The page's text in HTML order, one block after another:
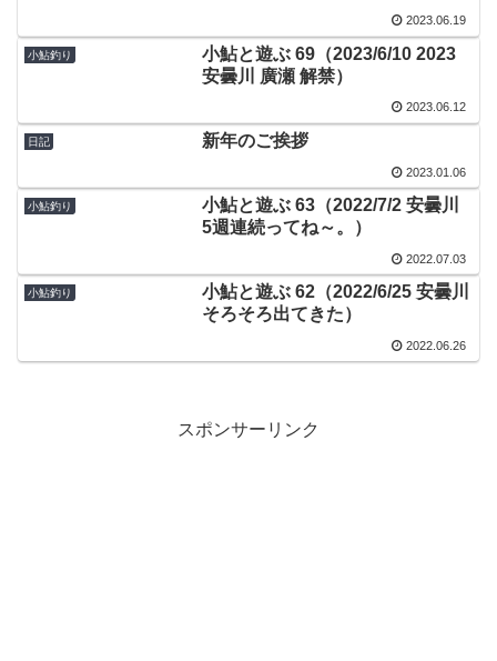
2023.06.19
小鮎釣り
小鮎と遊ぶ 69（2023/6/10 2023
安曇川 廣瀬 解禁）
2023.06.12
日記 新年のご挨拶
2023.01.06
小鮎釣り
小鮎と遊ぶ 63（2022/7/2 安曇川
5週連続ってね～。）
2022.07.03
小鮎釣り
小鮎と遊ぶ 62（2022/6/25 安曇川
そろそろ出てきた）
2022.06.26
スポンサーリンク